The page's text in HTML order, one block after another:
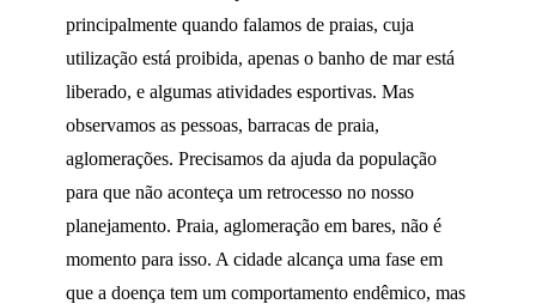
principalmente quando falamos de praias, cuja
utilização está proibida, apenas o banho de mar está
liberado, e algumas atividades esportivas. Mas
observamos as pessoas, barracas de praia,
aglomerações. Precisamos da ajuda da população
para que não aconteça um retrocesso no nosso
planejamento. Praia, aglomeração em bares, não é
momento para isso. A cidade alcança uma fase em
que a doença tem um comportamento endêmico, mas